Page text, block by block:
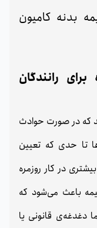
رانندگان
که در صورت حوادث
تا حدی که تعیین
در کار روزمره
باعث می‌شود که
دغدغه‌ی قانونی یا